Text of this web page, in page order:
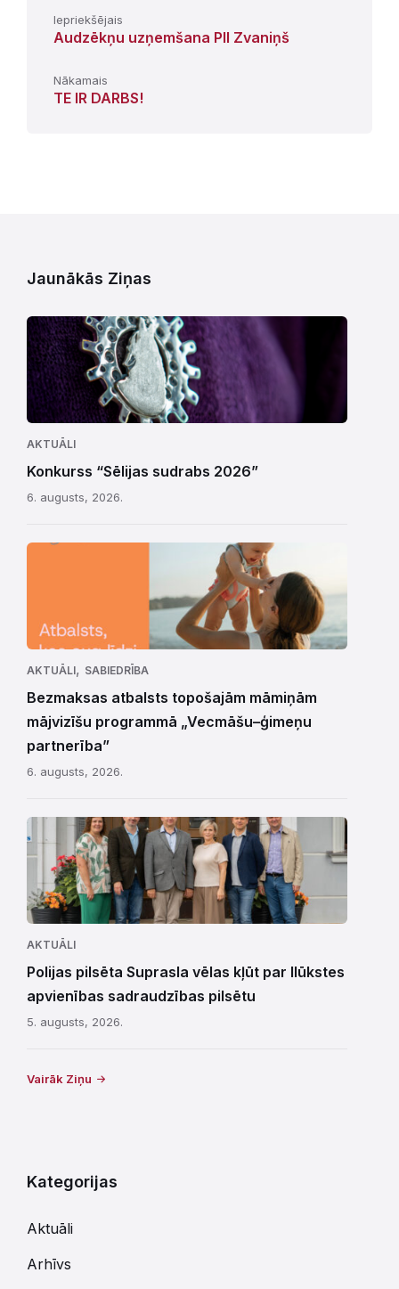
Iepriekšējais
Audzēkņu uzņemšana PII Zvaniņš
Nākamais
TE IR DARBS!
Jaunākās Ziņas
AKTUĀLI
Konkurss “Sēlijas sudrabs 2026”
6. augusts, 2026.
AKTUĀLI, SABIEDRĪBA
Bezmaksas atbalsts topošajām māmiņām
mājvizīšu programmā „Vecmāšu–ģimeņu
partnerība”
6. augusts, 2026.
AKTUĀLI
Polijas pilsēta Suprasla vēlas kļūt par Ilūkstes
apvienības sadraudzības pilsētu
5. augusts, 2026.
Vairāk Ziņu
Kategorijas
Aktuāli
Arhīvs